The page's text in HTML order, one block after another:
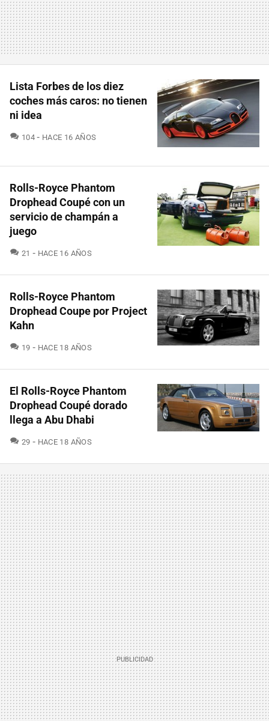
Lista Forbes de los diez
coches más caros: no tienen
ni idea
104 COMENTARIOS
HACE 16 AÑOS
Rolls-Royce Phantom
Drophead Coupé con un
servicio de champán a
juego
21 COMENTARIOS
HACE 16 AÑOS
Rolls-Royce Phantom
Drophead Coupe por Project
Kahn
19 COMENTARIOS
HACE 18 AÑOS
El Rolls-Royce Phantom
Drophead Coupé dorado
llega a Abu Dhabi
29 COMENTARIOS
HACE 18 AÑOS